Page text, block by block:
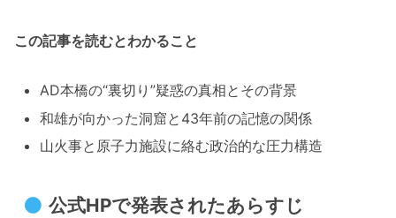
この記事を読むとわかること
AD本橋の“裏切り”疑惑の真相とその背景
和雄が向かった洞窟と43年前の記憶の関係
山火事と原子力施設に絡む政治的な圧力構造
公式HPで発表されたあらすじ